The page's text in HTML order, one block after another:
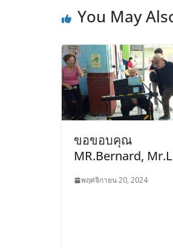
You May
ขอขอบคุณ
MR.Bernard,
พฤศจิกายน 20, 2024